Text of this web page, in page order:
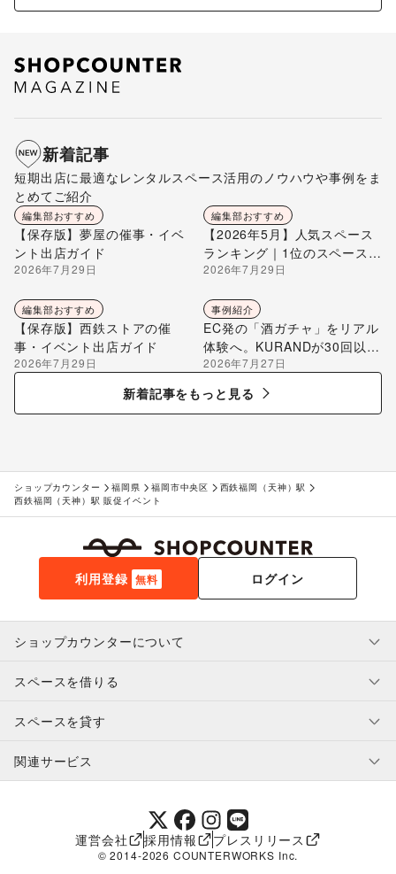
新着記事
短期出店に最適なレンタルスペース活用のノウハウや事例をま
とめてご紹介
編集部おすすめ
【保存版】夢屋の催事・イベ
ント出店ガイド
2026年7月29日
編集部おすすめ
【2026年5月】人気スペース
ランキング｜1位のスペースを
編集部が解説
2026年7月29日
編集部おすすめ
【保存版】西鉄ストアの催
事・イベント出店ガイド
2026年7月29日
事例紹介
EC発の「酒ガチャ」をリアル
体験へ。KURANDが30回以上
のポップアップ出店で届け
る“新しいお酒との出会い”
2026年7月27日
新着記事をもっと見る
ショップカウンター 福岡県 福岡市中央区
西鉄福岡（天神）駅
西鉄福岡（天神）駅 販促イベント
利用登録 無料 ログイン
ショップカウンターについて
利用規約・ガイドライン
特定商取引法に基づく表示
補償プログラム
スペースを借りる
スペースを借りたい人へ
ユーザー利用規約
提携パートナー
スペースを貸す
スペースを貸したい方へ
オーナー利用規約
関連サービス
SHOPCOUNTER MAGAZINE
ショップカウンターエンタープライズ
ショップカウンター常設
運営会社 採用情報 プレスリリース
© 2014-2026 COUNTERWORKS Inc.